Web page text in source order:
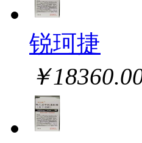
锐珂捷
￥